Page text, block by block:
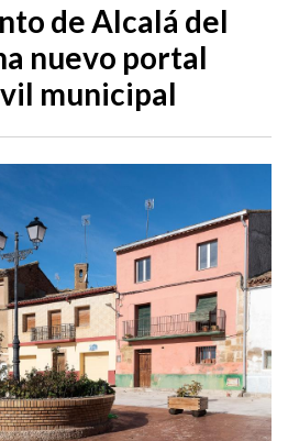
de Alcalá del
nuevo portal
municipal